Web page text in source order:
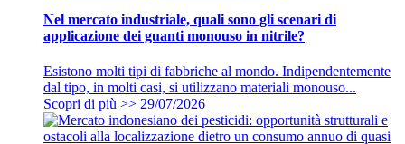
Nel mercato industriale, quali sono gli scenari di
applicazione dei guanti monouso in nitrile?
Esistono molti tipi di fabbriche al mondo. Indipendentemente
dal tipo, in molti casi, si utilizzano materiali monouso...
Scopri di più >> 29/07/2026